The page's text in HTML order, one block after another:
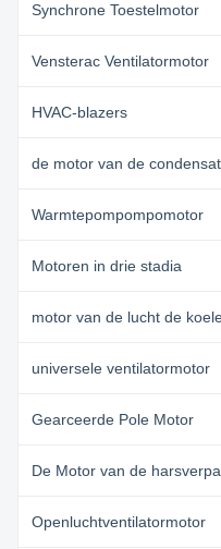
Synchrone Toestelmotor
Vensterac Ventilatormotor
HVAC-blazers
de motor van de
Warmtepompompomotor
Motoren in drie stadia
motor van de lucht de
universele ventilatormotor
Gearceerde Pole Motor
De Motor van de
Openluchtventilatormotor